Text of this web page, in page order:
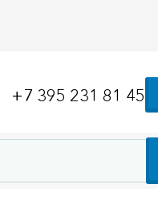
+7 395 231 81 45